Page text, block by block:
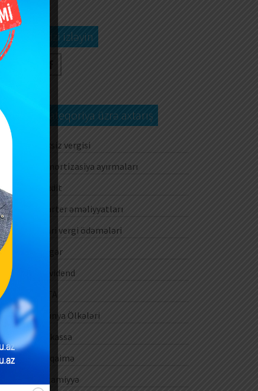
Bizi izləyin
Kateqoriya üzrə axtarış
Aksiz vergisi
Amortizasiya ayırmaları
Audit
Barter əməliyyatları
Cari vergi ödəmələri
Digər
Dividend
Dünya Ölkələri
E-kassa
E-qaimə
Ezamiyyə